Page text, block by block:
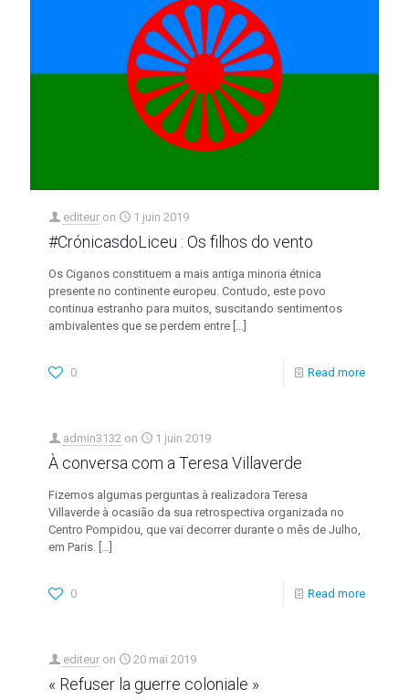
editeur on 1 juin 2019
#CrónicasdoLiceu : Os filhos do vento
Os Ciganos constituem a mais antiga minoria étnica
presente no continente europeu. Contudo, este povo
continua estranho para muitos, suscitando sentimentos
ambivalentes que se perdem entre […]
0 Read more
admin3132 on 1 juin 2019
À conversa com a Teresa Villaverde
Fizemos algumas perguntas à realizadora Teresa
Villaverde à ocasião da sua retrospectiva organizada no
Centro Pompidou, que vai decorrer durante o mês de Julho,
em Paris. […]
0 Read more
editeur on 20 mai 2019
« Refuser la guerre coloniale »